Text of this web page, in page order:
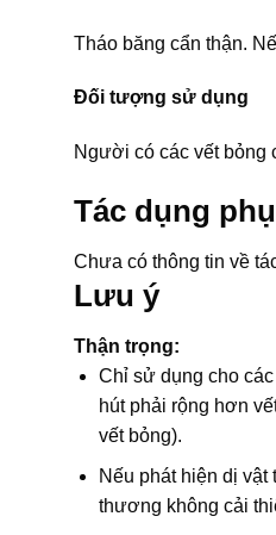
Tháo băng cẩn thận.
Đối tượng sử dụng
Người có các vết bỏng
Tác dụng phụ
Chưa có thông tin về
Lưu ý
Thận trọng:
Chỉ sử dụng cho
hút phải rộng hơn
vết bỏng).
Nếu phát hiện dị
thương không cải